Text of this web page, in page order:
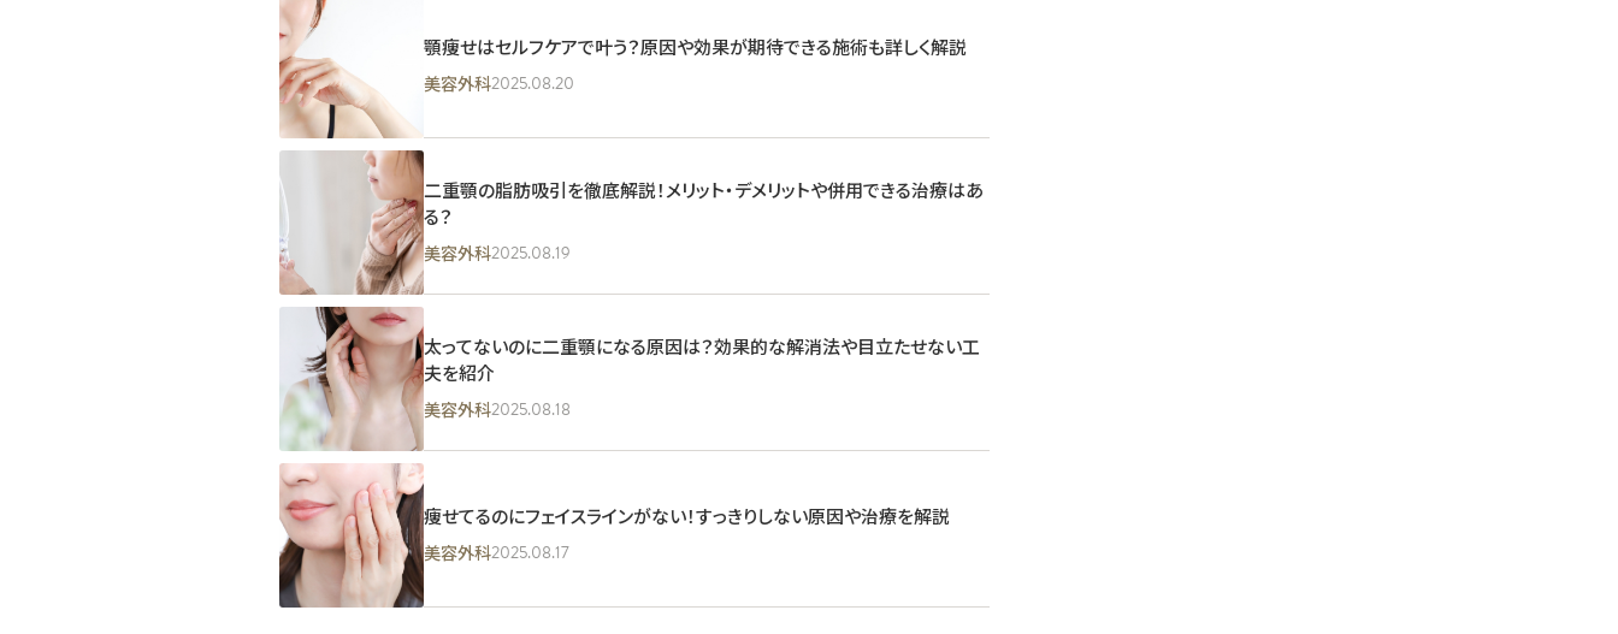
顎痩せはセルフケアで叶う？原因や効果が期待できる施術も詳しく解説
美容外科2025.08.20
二重顎の脂肪吸引を徹底解説！メリット・デメリットや併用できる治療はあ
る？
美容外科2025.08.19
太ってないのに二重顎になる原因は？効果的な解消法や目立たせない工
夫を紹介
美容外科2025.08.18
痩せてるのにフェイスラインがない！すっきりしない原因や治療を解説
美容外科2025.08.17